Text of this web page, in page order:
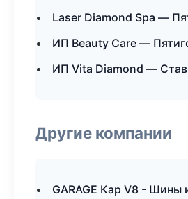
Laser Diamond Spa —
ИП Beauty Care —
ИП Vita Diamond —
Другие компании
GARAGE Кар V8 - Шины